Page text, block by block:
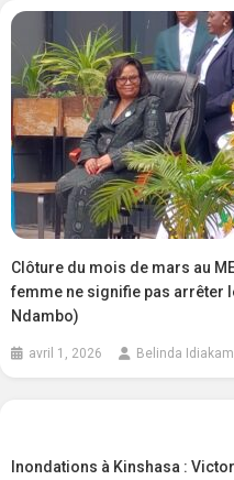
Clôture du mois de mars au
femme ne signifie pas arrêter
Ndambo)
avril 1, 2026 Belinda
Inondations à Kinshasa :